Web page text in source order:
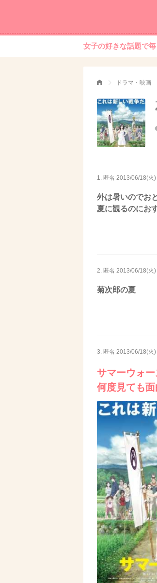
女子の好きな話題で
ドラマ・映画
1. 匿名 2013/06/18(火
外は暑いのでお
夏に観るのにお
2. 匿名 2013/06/18(火
菊次郎の夏
3. 匿名 2013/06/18(火
サマーウォ
何度見ても面